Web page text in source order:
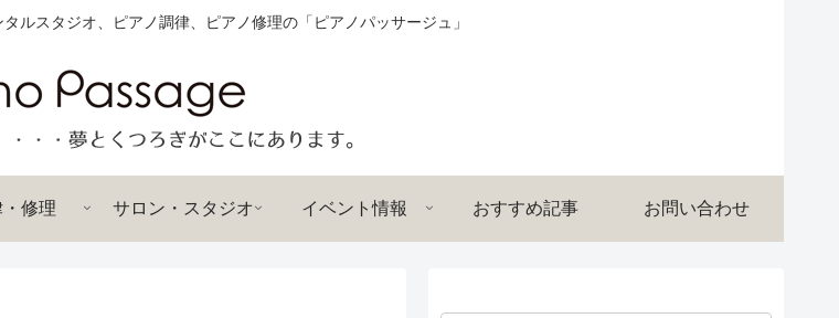
ルスタジオ、ピアノ調律、ピアノ修理の「ピアノパッサージュ」
修理 サロン・スタジオ イベント情報 おすすめ記事 お問い合わせ